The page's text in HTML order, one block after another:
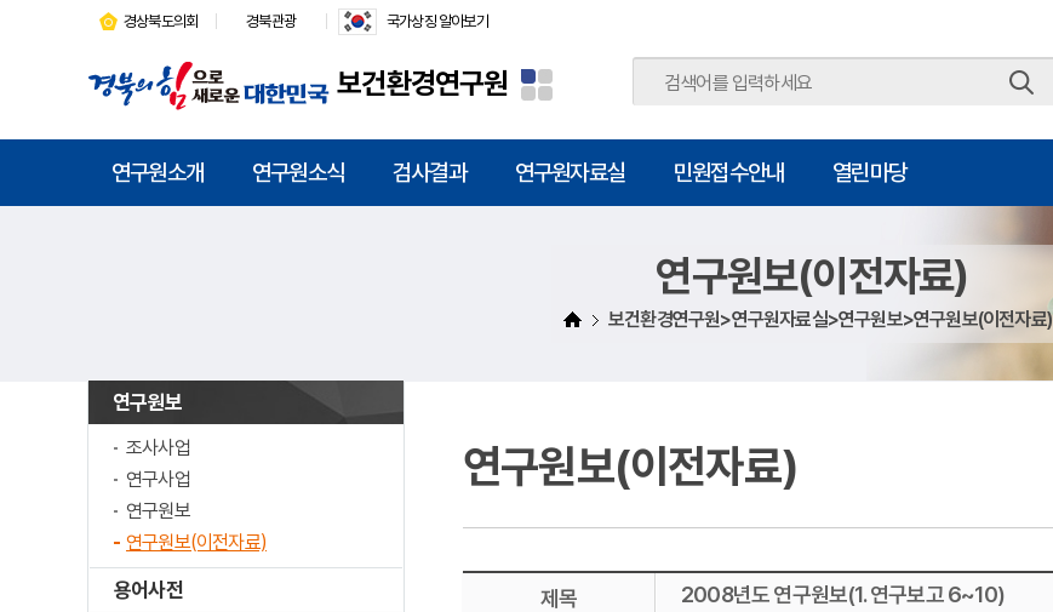
보건환경연구원
경상북도의회 경북관광 국가상징 알아보기
연구원소개 연구원소식 검사결과 연구원자료실 민원접수안내 열린마당
연구원보(이전자료)
보건환경연구원>연구원자료실>연구원보>연구원보(이전자료)
연구원보
조사사업
연구사업
연구원보
연구원보(이전자료)
용어사전
연구원보(이전자료)
제목 2008년도 연구원보(1. 연구보고 6~10)